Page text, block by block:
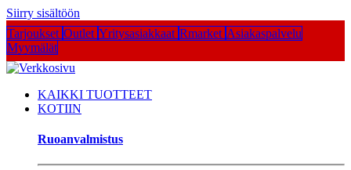
Siirry sisältöön
Tarjoukset Outlet Yritysasiakkaat Rmarket Asiakaspalvelu
Myymälät
KAIKKI TUOTTEET
KOTIIN
Ruoanvalmistus